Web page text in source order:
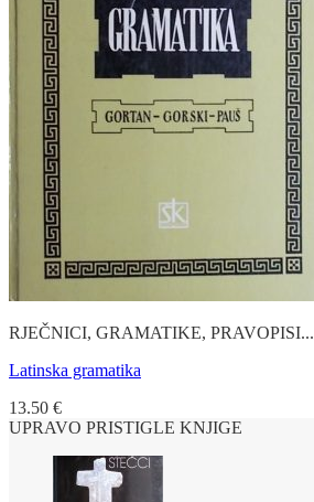
RJEČNICI, GRAMATIKE, PRAVOPISI...
Latinska gramatika
13.50 €
UPRAVO PRISTIGLE KNJIGE